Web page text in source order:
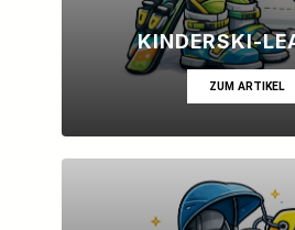
KINDERSKI-
ZUM ARTIKEL